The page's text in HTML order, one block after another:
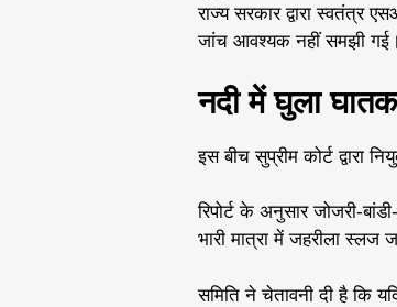
राज्य सरकार द्वारा स्वतंत्र
जांच आवश्यक नहीं समझी गई।
नदी में घुला
इस बीच सुप्रीम कोर्ट द्वारा
रिपोर्ट के अनुसार जोजरी-
भारी मात्रा में जहरीला स्लज
समिति ने चेतावनी दी है कि